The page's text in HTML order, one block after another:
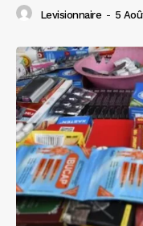
Levisionnaire - 5